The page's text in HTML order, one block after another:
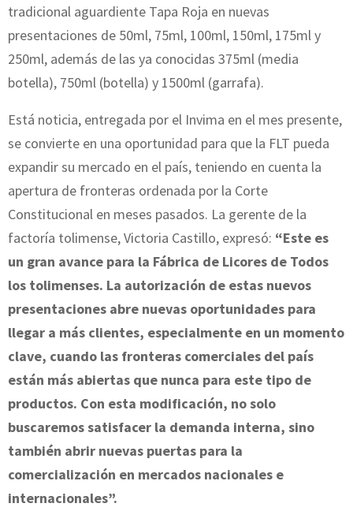
tradicional aguardiente Tapa Roja en nuevas
presentaciones de 50ml, 75ml, 100ml, 150ml, 175ml y
250ml, además de las ya conocidas 375ml (media
botella), 750ml (botella) y 1500ml (garrafa).
Está noticia, entregada por el Invima en el mes presente,
se convierte en una oportunidad para que la FLT pueda
expandir su mercado en el país, teniendo en cuenta la
apertura de fronteras ordenada por la Corte
Constitucional en meses pasados. La gerente de la
factoría tolimense, Victoria Castillo, expresó: “Este es
un gran avance para la Fábrica de Licores de Todos
los tolimenses. La autorización de estas nuevos
presentaciones abre nuevas oportunidades para
llegar a más clientes, especialmente en un momento
clave, cuando las fronteras comerciales del país
están más abiertas que nunca para este tipo de
productos. Con esta modificación, no solo
buscaremos satisfacer la demanda interna, sino
también abrir nuevas puertas para la
comercialización en mercados nacionales e
internacionales”.